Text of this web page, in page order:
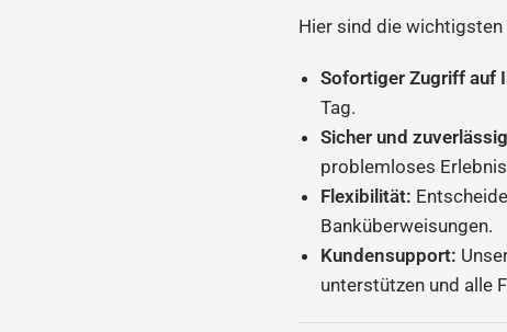
Hier sind die
Sofortiger Zugriff auf
Tag.
Sicher und
problemloses
Flexibilität:
Banküberweisungen.
Kundensupport:
unterstützen und alle